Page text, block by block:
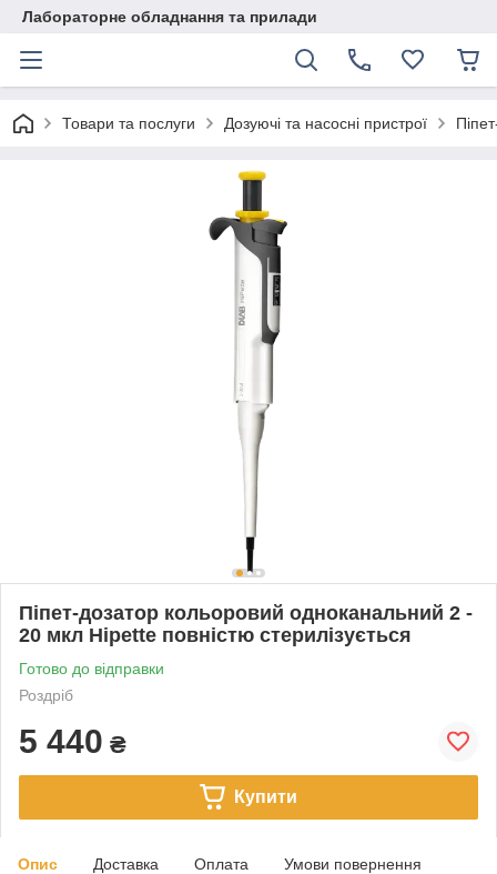
Лабораторне обладнання та прилади
Товари та послуги Дозуючі та насосні пристрої
Піпет-дозатор кольоровий одноканальний 2 -
20 мкл Hipette повністю стерилізується
Готово до відправки
Роздріб
5 440 ₴
Купити
Опис Доставка Оплата Умови повернення